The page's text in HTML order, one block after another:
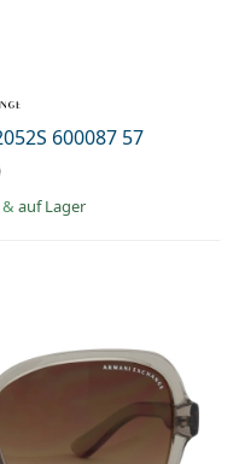
600087 57
& auf Lager